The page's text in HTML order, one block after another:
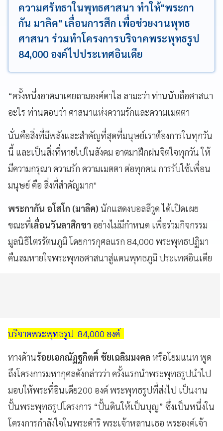
ความศรัทธาในพุทธศาสนา ทำให้"พระกา
กัน มาลิค" เลื่อนการสึก เพื่อช่วยงานพุทธ
ศาสนา ร่วมทำโครงการบริจาคพระพุทธรูป
84,000 องค์ไปประเทศอินเดีย
“ครั้งหนึ่งอาตมาเคยถามองค์ดาไล ลามะว่า ท่านนับถือศาสนา
อะไร ท่านตอบว่า ศาสนาแห่งความรักและความเมตตา
นั่นคือสิ่งที่มีพลังและสำคัญที่สุดที่มนุษย์เราต้องการในทุกวัน
นี้ และเป็นสิ่งที่หายไปในสังคม อาตมาฝึกฝนจิตใจทุกวัน ให้
มีความกรุณา ความรัก ความเมตตา ต่อทุกคน การรับใช้เพื่อน
มนุษย์ คือ สิ่งที่สำคัญมาก"
พระกากัน อโสโก (มาลิค) นักแสดงบอลลีวูด ได้เปิดเผย
ขณะที่เลื่อนวันลาสิกขา อย่างไม่มีกำหนด เพื่อร่วมกิจกรรม
มูลนิธิไตรรัตนภูมิ โดยการกุศลแรก 84,000 พระพุทธปฏิมา
คืนลมหายใจพระพุทธศาสนาสู่แดนพุทธภูมิ ประเทศอินเดีย
บริจาคพระพุทธรูป 84,000 องค์
ทางด้านร้อยเอกณัฏฐกิตติ์ ชัยเฉลิมมงคล หรือโยมแนท พูด
ถึงโครงการมหากุศลดังกล่าวว่า ครั้งแรกนำพระพุทธรูปนำไป
มอบให้พระที่อินเดีย200 องค์ พระพุทธรูปที่ส่งไป เป็นงาน
ปั้นพระพุทธรูปโครงการ “ปั้นดินให้เป็นบุญ” ซึ่งเป็นหนึ่งใน
โครงการกำลังใจในพระดำริ พระเจ้าหลานเธอ พระองค์เจ้า